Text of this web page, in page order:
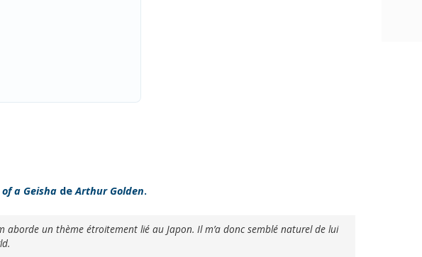
a Geisha deArthur Golden.
aborde un thème étroitement lié au Japon. Il m’a donc semblé naturel de lui